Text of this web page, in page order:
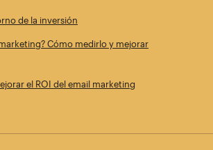
de la inversión
Cómo medirlo y mejorar
el ROI del email marketing